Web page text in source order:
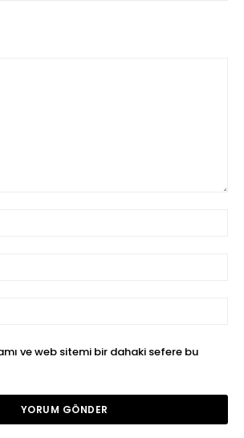
ve web sitemi bir dahaki sefere bu